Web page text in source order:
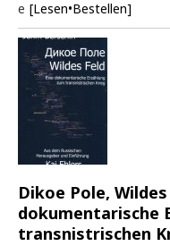
e [Lesen•Bestellen]
Dikoe Pole, Wildes
dokumentarische
transnistrischen